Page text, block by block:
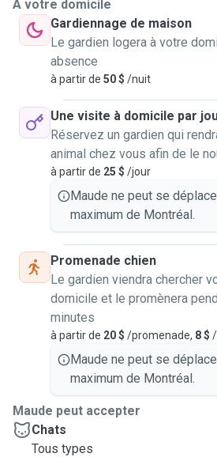
À votre domicile
Gardiennage de maison
Le gardien logera à votre
absence
à partir de 50 $ /nuit
Une visite à domicile par
Réservez un gardien qui
animal chez vous afin de le
à partir de 25 $ /jour
Maude ne peut se
maximum de Montréal.
Promenade chien
Le gardien viendra chercher
domicile et le promènera
minutes
à partir de 20 $ /promenade, 8 $
Maude ne peut se
maximum de Montréal.
Maude peut accepter
Chats
Tous types